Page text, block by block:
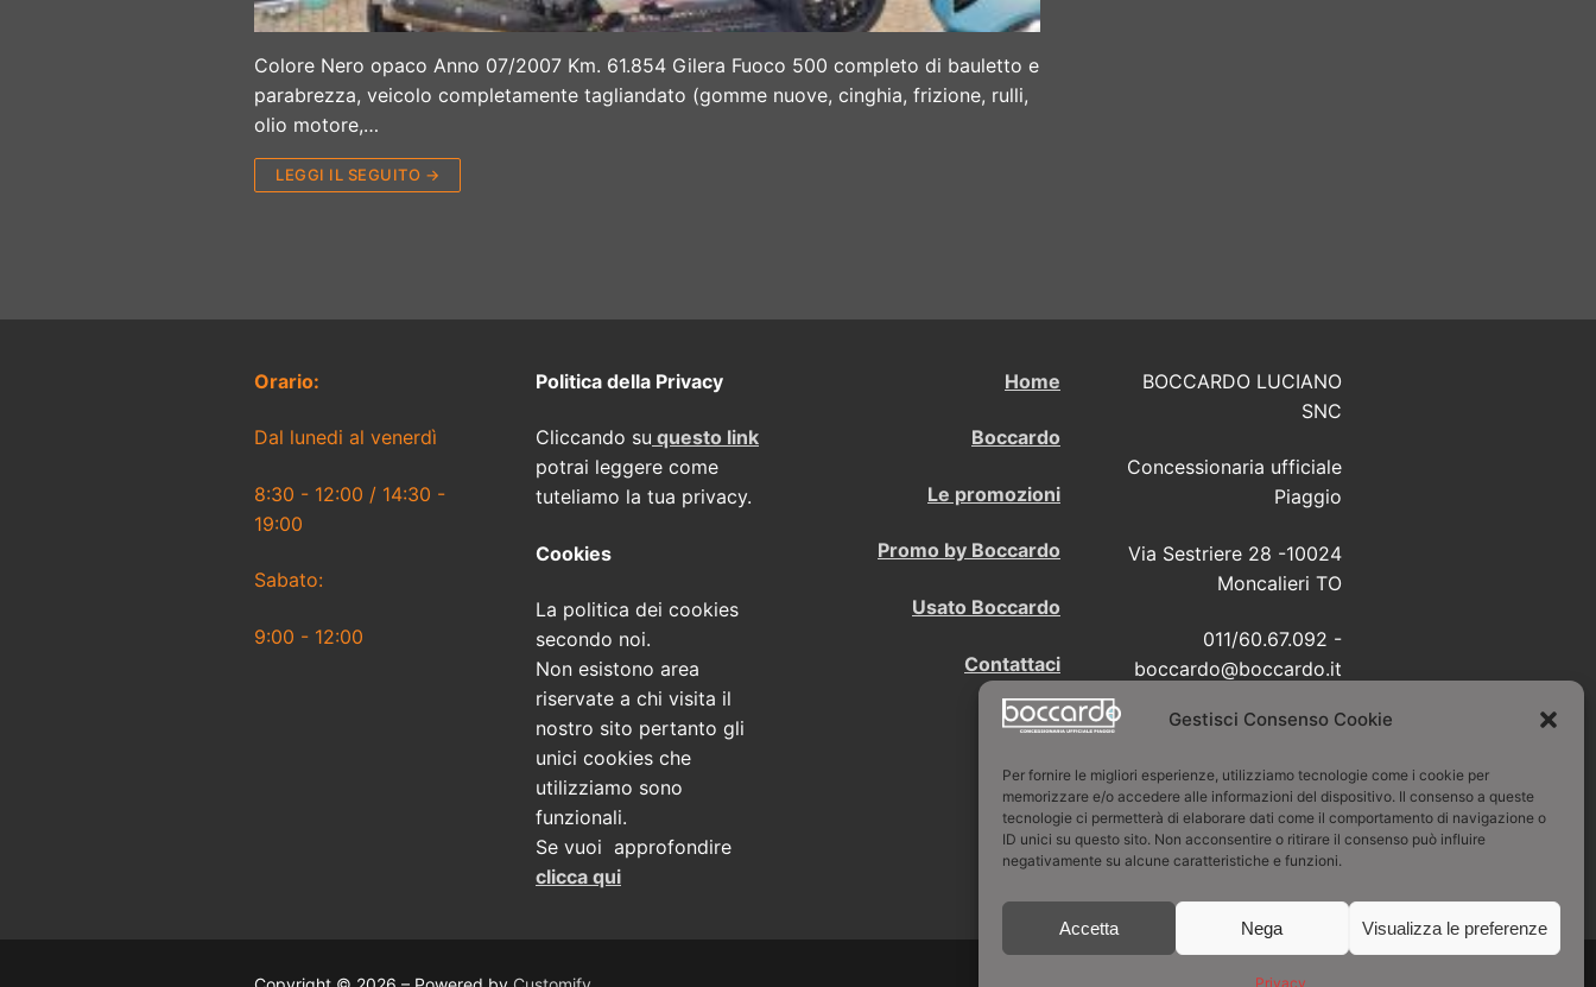
Gestisci Consenso Cookie
Per fornire le migliori esperienze, utilizziamo tecnologie come i cookie per
memorizzare e/o accedere alle informazioni del dispositivo. Il consenso a queste
tecnologie ci permetterà di elaborare dati come il comportamento di navigazione o
ID unici su questo sito. Non acconsentire o ritirare il consenso può influire
negativamente su alcune caratteristiche e funzioni.
Accetta Nega Visualizza le preferenze
Privacy
Colore Nero opaco Anno 07/2007 Km. 61.854 Gilera Fuoco 500 completo di bauletto e
parabrezza, veicolo completamente tagliandato (gomme nuove, cinghia, frizione, rulli,
olio motore,…
LEGGI IL SEGUITO →
Orario:
Dal lunedi al venerdì
8:30 - 12:00 / 14:30 -
19:00
Sabato:
9:00 - 12:00
Politica della Privacy
Cliccando su questo link
potrai leggere come
tuteliamo la tua privacy.
Cookies
La politica dei cookies
secondo noi.
Non esistono area
riservate a chi visita il
nostro sito pertanto gli
unici cookies che
utilizziamo sono
funzionali.
Se vuoi approfondire
clicca qui
Home
Boccardo
Le promozioni
Promo by Boccardo
Usato Boccardo
Contattaci
BOCCARDO LUCIANO
SNC
Concessionaria ufficiale
Piaggio
Via Sestriere 28 -10024
Moncalieri TO
011/60.67.092 -
boccardo@boccardo.it
P.I. / C.F. 08520940019